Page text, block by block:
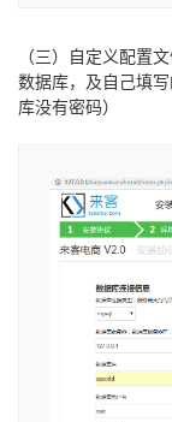
（三）自定义配置
数据库，及自己填
库没有密码）